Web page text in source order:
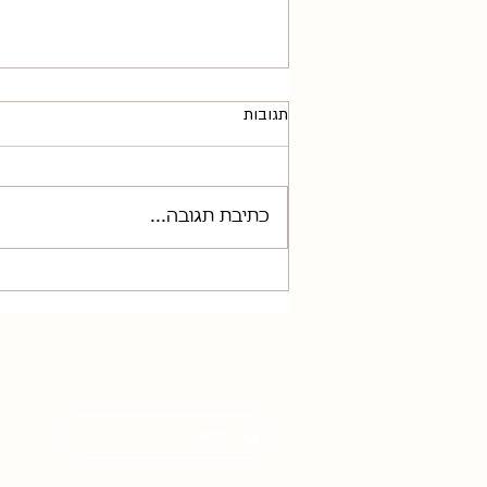
תגובות
כתיבת תגובה...